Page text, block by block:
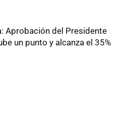
Aprobación del Presidente
un punto y alcanza el 35%